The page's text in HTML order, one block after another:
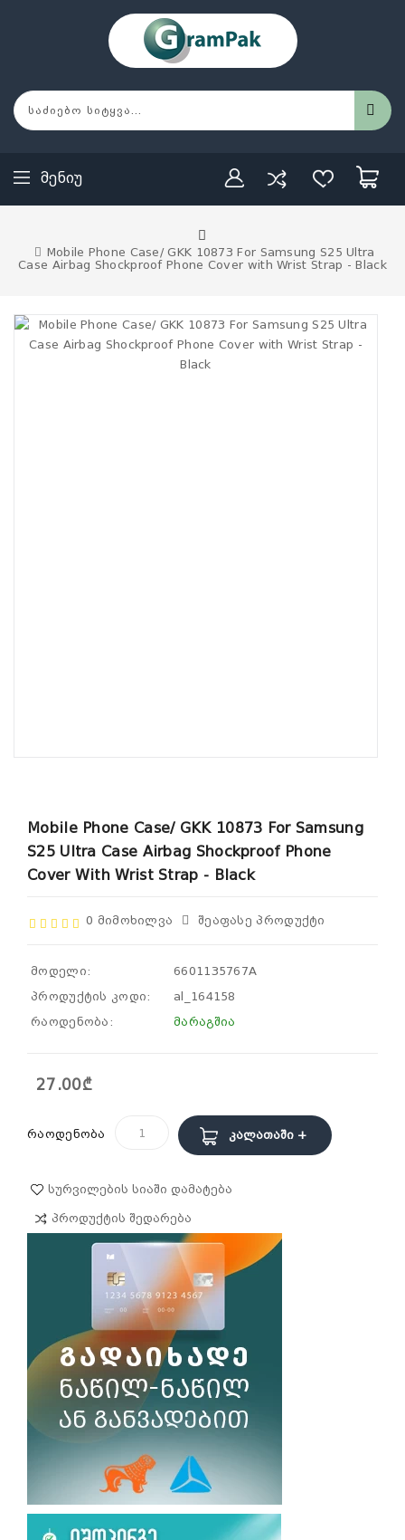
Მენიუ
Mobile Phone Case/ GKK 10873 For Samsung S25 Ultra
Case Airbag Shockproof Phone Cover with Wrist Strap - Black
Mobile Phone Case/ GKK 10873 For Samsung
S25 Ultra Case Airbag Shockproof Phone
Cover With Wrist Strap - Black
0 Მიმოხილვა Შეაფასე Პროდუქტი
მოდელი:
6601135767A
პროდუქტის კოდი:
al_164158
რაოდენობა:
მარაგშია
27.00₾
რაოდენობა Კალათაში +
Სურვილების Სიაში Დამატება
Პროდუქტის Შედარება